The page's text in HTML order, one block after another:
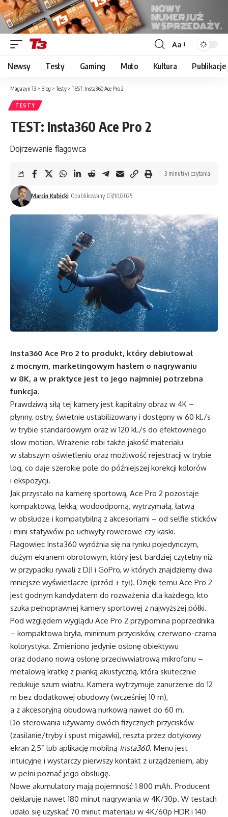
Font
Resizer
Aa
Newsy Testy Gaming Moto Kultura Publikacje
Magazyn T3 > Blog >Testy >TEST: Insta360 Ace Pro 2
TESTY
TEST: Insta360 Ace Pro 2
Dojrzewanie flagowca
Marcin Kubicki Opublikowany 03/10/2025
3 minut(y) czytania
Insta360 Ace Pro 2 to produkt, który debiutował
z mocnym, marketingowym hasłem o nagrywaniu
w 8K, a w praktyce jest to jego najmniej potrzebna
funkcja.
Prawdziwą siłą tej kamery jest kapitalny obraz w 4K –
płynny, ostry, świetnie ustabilizowany i dostępny w 60 kl./s
w trybie standardowym oraz w 120 kl./s do efektownego
slow motion. Wrażenie robi także jakość materiału
w słabszym oświetleniu oraz możliwość rejestracji w trybie
log, co daje szerokie pole do późniejszej korekcji kolorów
i ekspozycji.
Jak przystało na kamerę sportową, Ace Pro 2 pozostaje
kompaktową, lekką, wodoodporną, wytrzymałą, łatwą
w obsłudze i kompatybilną z akcesoriami – od selfie sticków
i mini statywów po uchwyty rowerowe czy kaski.
Flagowiec Insta360 wyróżnia się na rynku pojedynczym,
dużym ekranem obrotowym, który jest bardziej czytelny niż
w przypadku rywali z DJI i GoPro, w których znajdziemy dwa
mniejsze wyświetlacze (przód + tył). Dzięki temu Ace Pro 2
jest godnym kandydatem do rozważenia dla każdego, kto
szuka pełnoprawnej kamery sportowej z najwyższej półki.
Pod względem wyglądu Ace Pro 2 przypomina poprzednika
– kompaktowa bryła, minimum przycisków, czerwono-czarna
kolorystyka. Zmieniono jedynie osłonę obiektywu
oraz dodano nową osłonę przeciwwiatrową mikrofonu –
metalową kratkę z pianką akustyczną, która skutecznie
redukuje szum wiatru. Kamera wytrzymuje zanurzenie do 12
m bez dodatkowej obudowy (wcześniej 10 m),
a z akcesoryjną obudową nurkową nawet do 60 m.
Do sterowania używamy dwóch fizycznych przycisków
(zasilanie/tryby i spust migawki), reszta przez dotykowy
ekran 2,5” lub aplikację mobilną Insta360. Menu jest
intuicyjne i wystarczy pierwszy kontakt z urządzeniem, aby
w pełni poznać jego obsługę.
Nowe akumulatory mają pojemność 1 800 mAh. Producent
deklaruje nawet 180 minut nagrywania w 4K/30p. W testach
udało się uzyskać 70 minut materiału w 4K/60p HDR i 140